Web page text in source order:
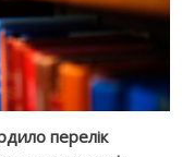
перелік